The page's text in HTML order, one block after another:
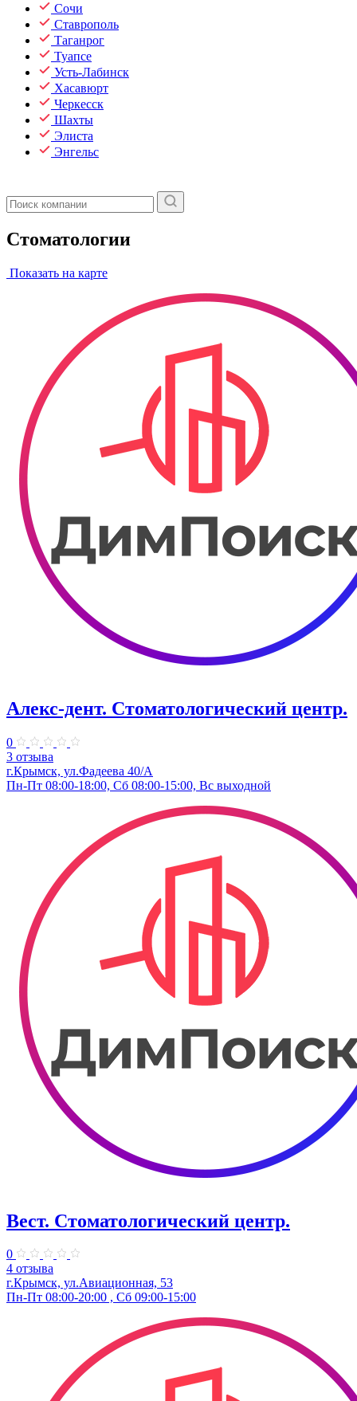
Сочи
Ставрополь
Таганрог
Туапсе
Усть-Лабинск
Хасавюрт
Черкесск
Шахты
Элиста
Энгельс
Стоматологии
Показать на карте
Алекс-дент. Стоматологический центр.
0
3 отзыва
г.Крымск, ул.Фадеева 40/А
Пн-Пт 08:00-18:00, Сб 08:00-15:00, Вс выходной
Вест. Стоматологический центр.
0
4 отзыва
г.Крымск, ул.Авиационная, 53
Пн-Пт 08:00-20:00 , Сб 09:00-15:00